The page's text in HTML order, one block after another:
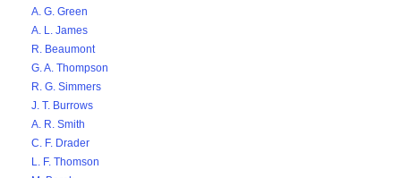
A. G. Green
A. L. James
R. Beaumont
G. A. Thompson
R. G. Simmers
J. T. Burrows
A. R. Smith
C. F. Drader
L. F. Thomson